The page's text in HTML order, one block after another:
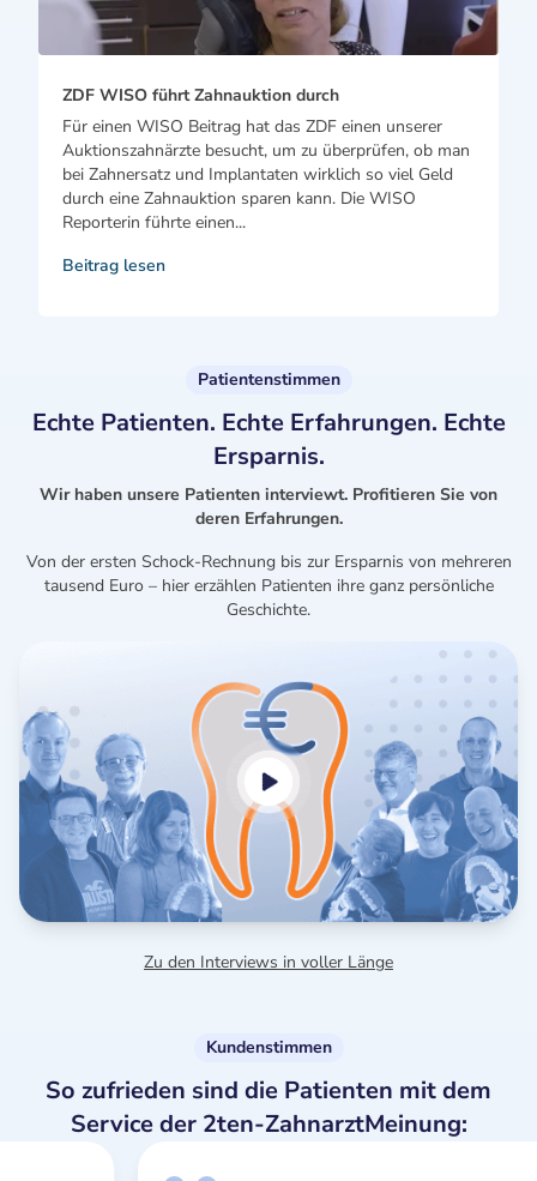
ZDF WISO führt Zahnauktion durch
Für einen WISO Beitrag hat das ZDF einen unserer
Auktionszahnärzte besucht, um zu überprüfen, ob man
bei Zahnersatz und Implantaten wirklich so viel Geld
durch eine Zahnauktion sparen kann. Die WISO
Reporterin führte einen...
Beitrag lesen
Patientenstimmen
Echte Patienten. Echte Erfahrungen. Echte
Ersparnis.
Wir haben unsere Patienten interviewt. Profitieren Sie von
deren Erfahrungen.
Von der ersten Schock-Rechnung bis zur Ersparnis von mehreren
tausend Euro – hier erzählen Patienten ihre ganz persönliche
Geschichte.
Zu den Interviews in voller Länge
Kundenstimmen
So zufrieden sind die Patienten mit dem
Service der 2ten-ZahnarztMeinung: